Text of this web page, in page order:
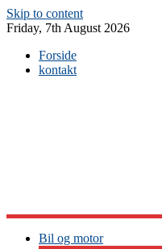
Skip to content
Friday, 7th August 2026
Forside
kontakt
Bil og motor